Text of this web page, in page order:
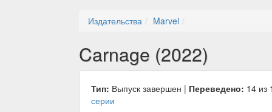
Издательства Marvel
Carnage (2022)
Тип: Выпуск завершен | Переведено: 14 из
серии